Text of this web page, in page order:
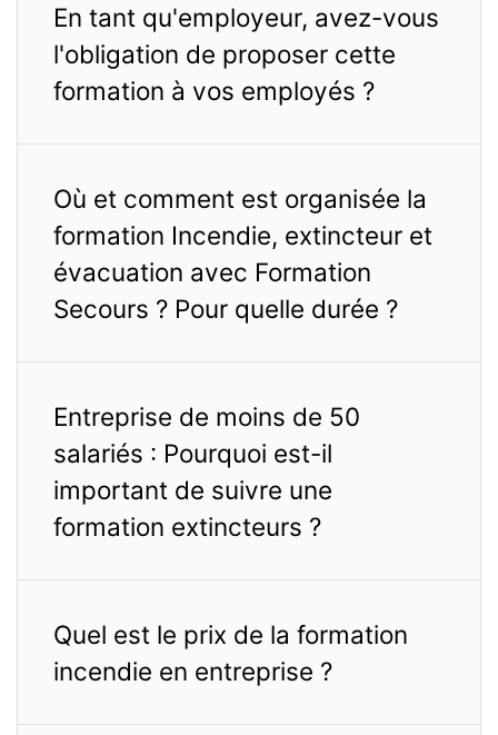
En tant qu'employeur, avez-vous
l'obligation de proposer cette
formation à vos employés ?
Où et comment est organisée la
formation Incendie, extincteur et
évacuation avec Formation
Secours ? Pour quelle durée ?
Entreprise de moins de 50
salariés : Pourquoi est-il
important de suivre une
formation extincteurs ?
Quel est le prix de la formation
incendie en entreprise ?